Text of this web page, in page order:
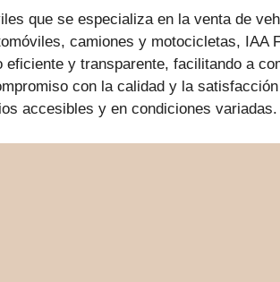
que se especializa en la venta de
camiones y motocicletas, IAA
y transparente, facilitando a
con la calidad y la
accesibles y en condiciones variadas.